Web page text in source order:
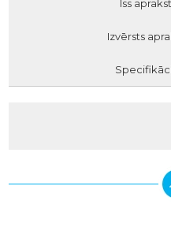
Īss
Izvērsts